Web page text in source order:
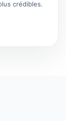
crédibles.